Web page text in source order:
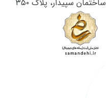
ساختمان سپیدار، پلاک ۳۵۰